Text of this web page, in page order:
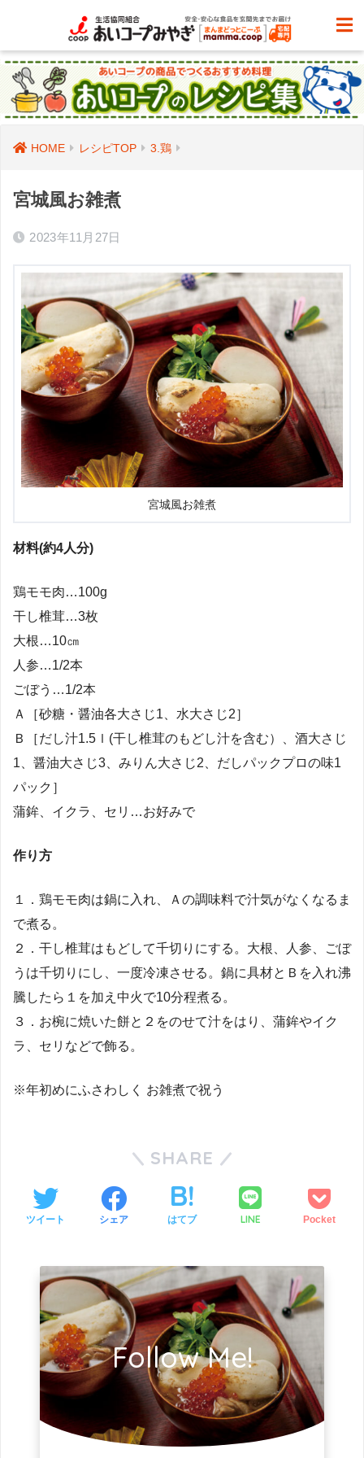
HOME レシピTOP 3.鶏
宮城風お雑煮
2023年11月27日
宮城風お雑煮
材料(約4人分)
鶏モモ肉…100g
干し椎茸…3枚
大根…10㎝
人参…1/2本
ごぼう…1/2本
Ａ［砂糖・醤油各大さじ1、水大さじ2］
Ｂ［だし汁1.5ｌ(干し椎茸のもどし汁を含む）、酒大さじ
1、醤油大さじ3、みりん大さじ2、だしパックプロの味1
パック］
蒲鉾、イクラ、セリ…お好みで
作り方
１．鶏モモ肉は鍋に入れ、Ａの調味料で汁気がなくなるま
で煮る。
２．干し椎茸はもどして千切りにする。大根、人参、ごぼ
うは千切りにし、一度冷凍させる。鍋に具材とＢを入れ沸
騰したら１を加え中火で10分程煮る。
３．お椀に焼いた餅と２をのせて汁をはり、蒲鉾やイク
ラ、セリなどで飾る。
※年初めにふさわしく お雑煮で祝う
SHARE
ツイート シェア はてブ LINE Pocket
Follow Me!